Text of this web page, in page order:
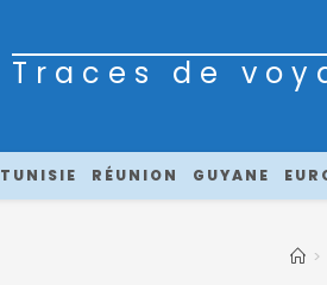
Traces de
TUNISIE RÉUNION GUYANE
>